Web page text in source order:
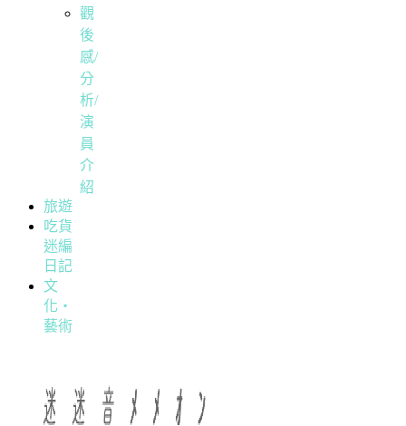
觀
後
感/
分
析/
演
員
介
紹
旅遊
吃貨
迷編
日記
文
化・
藝術